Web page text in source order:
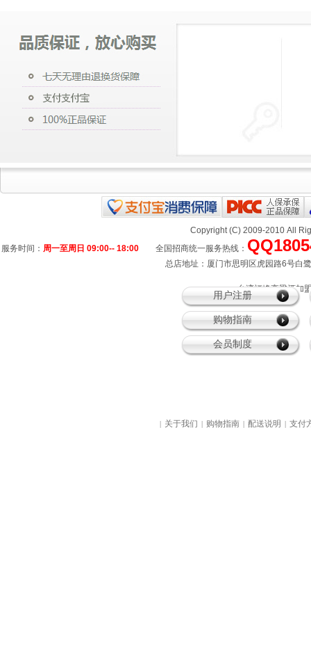
Copyright (C) 2009-2010 All
服务时间： 周一至周日 09:00-- 18:00全国招商统一服务热线：
总店地址：厦门市思明区虎园路6号白
、台湾福峰高粱酒加
| 关于我们 | 购物指南 | 配送说明 | 支付
用户注册
购物指南
会员制度